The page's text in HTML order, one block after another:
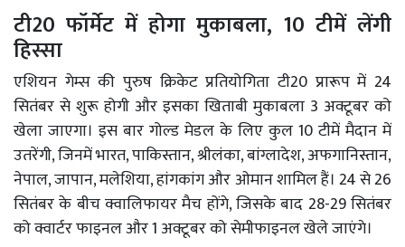
टी20 फॉर्मेट में होगा मुकाबला, 10 टीमें लेंगी
हिस्सा
एशियन गेम्स की पुरुष क्रिकेट प्रतियोगिता टी20 प्रारूप में 24
सितंबर से शुरू होगी और इसका खिताबी मुकाबला 3 अक्टूबर को
खेला जाएगा। इस बार गोल्ड मेडल के लिए कुल 10 टीमें मैदान में
उतरेंगी, जिनमें भारत, पाकिस्तान, श्रीलंका, बांग्लादेश, अफगानिस्तान,
नेपाल, जापान, मलेशिया, हांगकांग और ओमान शामिल हैं। 24 से 26
सितंबर के बीच क्वालिफायर मैच होंगे, जिसके बाद 28-29 सितंबर
को क्वार्टर फाइनल और 1 अक्टूबर को सेमीफाइनल खेले जाएंगे।